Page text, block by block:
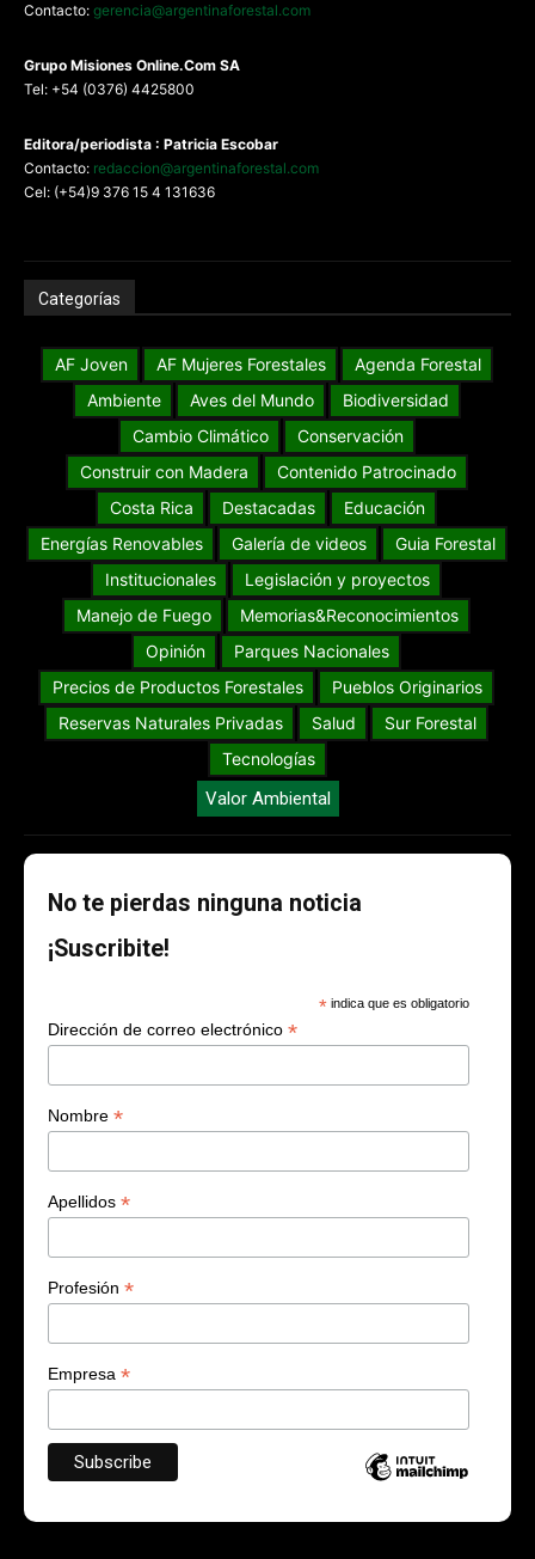
Contacto: gerencia@argentinaforestal.com
Grupo Misiones Online.Com SA
Tel: +54 (0376) 4425800
Editora/periodista : Patricia Escobar
Contacto: redaccion@argentinaforestal.com
Cel: (+54)9 376 15 4 131636
Categorías
AF Joven AF Mujeres Forestales
Agenda Forestal
Ambiente
Aves del Mundo
Biodiversidad
Cambio Climático
Conservación
Construir con Madera
Contenido Patrocinado
Costa Rica
Destacadas
Educación
Energías Renovables
Galería de videos
Guia Forestal
Institucionales
Legislación y proyectos
Manejo de Fuego
Memorias&Reconocimientos
Opinión
Parques Nacionales
Precios de Productos Forestales
Pueblos Originarios
Reservas Naturales Privadas
Salud
Sur Forestal
Tecnologías
Valor Ambiental
No te pierdas ninguna noticia
¡Suscribite!
* indica que es obligatorio
Dirección de correo electrónico *
Nombre *
Apellidos *
Profesión *
Empresa *